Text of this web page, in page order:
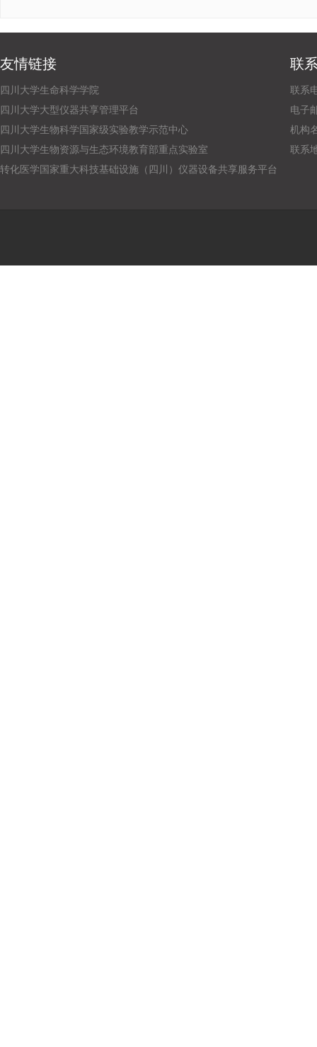
友情链接
四川大学生命科学学院
四川大学大型仪器共享管理平台
四川大学生物科学国家级实验教学示范中心
四川大学生物资源与生态环境教育部重点实验室
转化医学国家重大科技基础设施（四川）仪器设备共享服务平台
联
联系
电子
机构
联系